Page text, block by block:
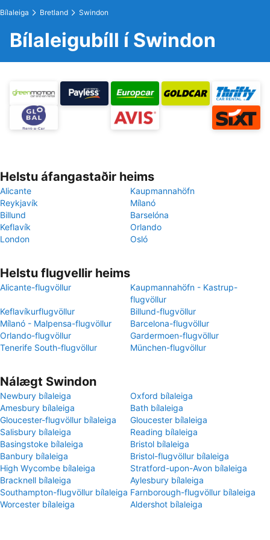
Bílaleiga Bretland Swindon
Bílaleigubíll í Swindon
Helstu áfangastaðir heims
Alicante
Kaupmannahöfn
Reykjavík
Mílanó
Billund
Barselóna
Keflavík
Orlando
London
Osló
Helstu flugvellir heims
Alicante-flugvöllur
Kaupmannahöfn - Kastrup-
flugvöllur
Keflavíkurflugvöllur
Billund-flugvöllur
Mílanó - Malpensa-flugvöllur
Barcelona-flugvöllur
Orlando-flugvöllur
Gardermoen-flugvöllur
Tenerife South-flugvöllur
München-flugvöllur
Nálægt Swindon
Newbury bílaleiga
Oxford bílaleiga
Amesbury bílaleiga
Bath bílaleiga
Gloucester-flugvöllur bílaleiga
Gloucester bílaleiga
Salisbury bílaleiga
Reading bílaleiga
Basingstoke bílaleiga
Bristol bílaleiga
Banbury bílaleiga
Bristol-flugvöllur bílaleiga
High Wycombe bílaleiga
Stratford-upon-Avon bílaleiga
Bracknell bílaleiga
Aylesbury bílaleiga
Southampton-flugvöllur bílaleiga Farnborough-flugvöllur bílaleiga
Worcester bílaleiga
Aldershot bílaleiga